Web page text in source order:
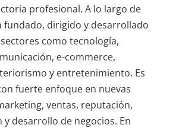
profesional. A lo largo de
fundado, dirigido y desarrollado
como tecnología,
e-commerce,
y entretenimiento. Es
fuerte enfoque en nuevas
ventas, reputación,
y desarrollo de negocios. En